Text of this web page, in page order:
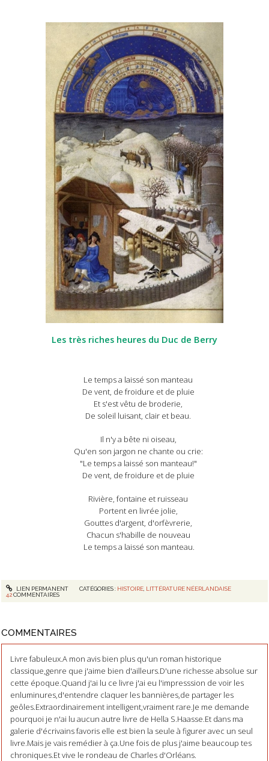
Les très riches heures du Duc de Berry
Le temps a laissé son manteau
De vent, de froidure et de pluie
Et s'est vêtu de broderie,
De soleil luisant, clair et beau.
Il n'y a bête ni oiseau,
Qu'en son jargon ne chante ou crie:
"Le temps a laissé son manteau!"
De vent, de froidure et de pluie
Rivière, fontaine et ruisseau
Portent en livrée jolie,
Gouttes d'argent, d'orfèvrerie,
Chacun s'habille de nouveau
Le temps a laissé son manteau.
LIEN PERMANENT CATÉGORIES : HISTOIRE, LITTÉRATURE NÉERLANDAISE
42COMMENTAIRES
COMMENTAIRES
Livre fabuleux.A mon avis bien plus qu'un roman historique
classique,genre que j'aime bien d'ailleurs.D'une richesse absolue sur
cette époque.Quand j'ai lu ce livre j'ai eu l'impresssion de voir les
enluminures,d'entendre claquer les bannières,de partager les
geôles.Extraordinairement intelligent,vraiment rare.Je me demande
pourquoi je n'ai lu aucun autre livre de Hella S.Haasse.Et dans ma
galerie d'écrivains favoris elle est bien la seule à figurer avec un seul
livre.Mais je vais remédier à ça.Une fois de plus j'aime beaucoup tes
chroniques.Et vive le rondeau de Charles d'Orléans.